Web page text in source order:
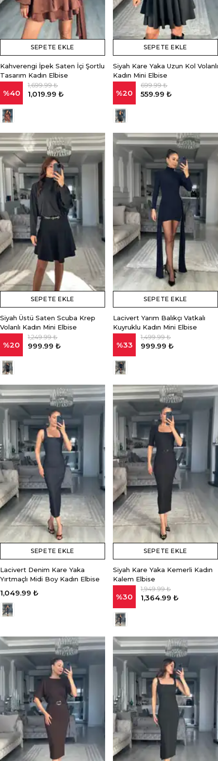
SEPETE EKLE
Kahverengi İpek Saten İçi Şortlu
Tasarım Kadın Elbise
%40
1,699.99 ₺
1,019.99 ₺
SEPETE EKLE
Siyah Kare Yaka Uzun Kol Volanlı
Kadın Mini Elbise
%20
699.99 ₺
559.99 ₺
SEPETE EKLE
Siyah Üstü Saten Scuba Krep
Volanlı Kadın Mini Elbise
%20
1,249.99 ₺
999.99 ₺
SEPETE EKLE
Lacivert Yarım Balıkçı Vatkalı
Kuyruklu Kadın Mini Elbise
%33
1,499.99 ₺
999.99 ₺
SEPETE EKLE
Lacivert Denim Kare Yaka
Yırtmaçlı Midi Boy Kadın Elbise
1,049.99 ₺
SEPETE EKLE
Siyah Kare Yaka Kemerli Kadın
Kalem Elbise
%30
1,949.99 ₺
1,364.99 ₺